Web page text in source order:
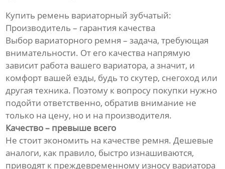
Купить ремень вариаторный зубчатый:
Производитель – гарантия качества
Выбор вариаторного ремня – задача, требующая
внимательности. От его качества напрямую
зависит работа вашего вариатора, а значит, и
комфорт вашей езды, будь то скутер, снегоход или
другая техника. Поэтому к вопросу покупки нужно
подойти ответственно, обратив внимание не
только на цену, но и на производителя.
Качество – превыше всего
Не стоит экономить на качестве ремня. Дешевые
аналоги, как правило, быстро изнашиваются,
приводят к преждевременному износу вариатора